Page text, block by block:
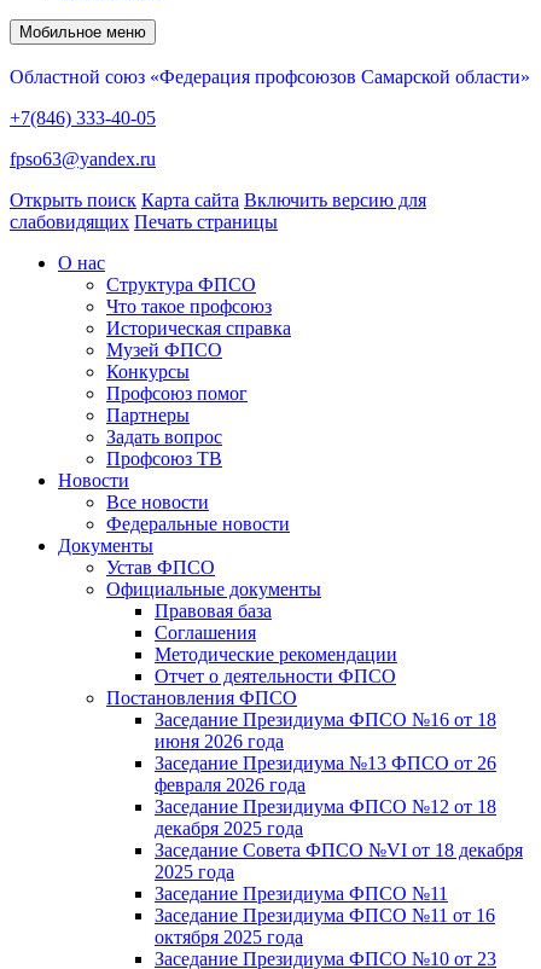
Мобильное меню
Областной союз «Федерация профсоюзов Самарской области»
+7(846) 333-40-05
fpso63@yandex.ru
Открыть поиск Карта сайта Включить версию для
слабовидящих Печать страницы
О нас
Структура ФПСО
Что такое профсоюз
Историческая справка
Музей ФПСО
Конкурсы
Профсоюз помог
Партнеры
Задать вопрос
Профсоюз ТВ
Новости
Все новости
Федеральные новости
Документы
Устав ФПСО
Официальные документы
Правовая база
Соглашения
Методические рекомендации
Отчет о деятельности ФПСО
Постановления ФПСО
Заседание Президиума ФПСО №16 от 18
июня 2026 года
Заседание Президиума №13 ФПСО от 26
февраля 2026 года
Заседание Президиума ФПСО №12 от 18
декабря 2025 года
Заседание Совета ФПСО №VI от 18 декабря
2025 года
Заседание Президиума ФПСО №11
Заседание Президиума ФПСО №11 от 16
октября 2025 года
Заседание Президиума ФПСО №10 от 23